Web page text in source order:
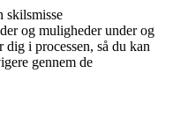
skilsmisse
og muligheder under og
i processen, så du kan
gennem de